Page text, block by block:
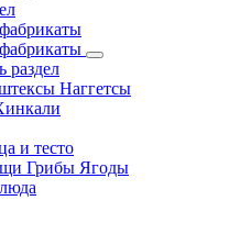
раздел
Наггетсы
и тесто
Грибы Ягоды